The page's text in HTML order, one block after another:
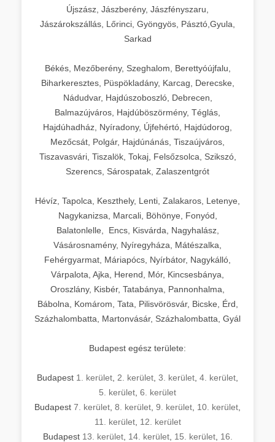
Újszász, Jászberény, Jászfényszaru,
Jászárokszállás, Lőrinci, Gyöngyös, Pásztó,Gyula,
Sarkad
Békés, Mezőberény, Szeghalom, Berettyóújfalu,
Biharkeresztes, Püspökladány, Karcag, Derecske,
Nádudvar, Hajdúszoboszló, Debrecen,
Balmazújváros, Hajdúböszörmény, Téglás,
Hajdúhadház, Nyíradony, Újfehértó, Hajdúdorog,
Mezőcsát, Polgár, Hajdúnánás, Tiszaújváros,
Tiszavasvári, Tiszalök, Tokaj, Felsőzsolca, Szikszó,
Szerencs, Sárospatak, Zalaszentgrót
Hévíz, Tapolca, Keszthely, Lenti, Zalakaros, Letenye,
Nagykanizsa, Marcali, Böhönye, Fonyód,
Balatonlelle, Encs, Kisvárda, Nagyhalász,
Vásárosnamény, Nyíregyháza, Mátészalka,
Fehérgyarmat, Máriapócs, Nyírbátor, Nagykálló,
Várpalota, Ajka, Herend, Mór, Kincsesbánya,
Oroszlány, Kisbér, Tatabánya, Pannonhalma,
Bábolna, Komárom, Tata, Pilisvörösvár, Bicske, Érd,
Százhalombatta, Martonvásár, Százhalombatta, Gyál
Budapest egész területe:
Budapest 1. kerület 2. kerület 3. kerület 4. kerület
5. kerület 6. kerület
Budapest 7. kerület 8. kerület 9. kerület 10. kerület
11. kerület, 12. kerület
Budapest 13. kerület, 14. kerület, 15. kerület, 16.